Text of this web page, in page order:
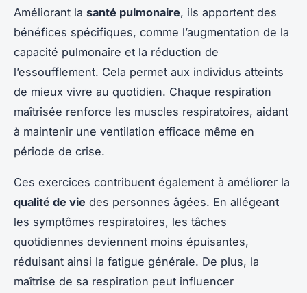
Améliorant la santé pulmonaire, ils apportent des
bénéfices spécifiques, comme l’augmentation de la
capacité pulmonaire et la réduction de
l’essoufflement. Cela permet aux individus atteints
de mieux vivre au quotidien. Chaque respiration
maîtrisée renforce les muscles respiratoires, aidant
à maintenir une ventilation efficace même en
période de crise.
Ces exercices contribuent également à améliorer la
qualité de vie des personnes âgées. En allégeant
les symptômes respiratoires, les tâches
quotidiennes deviennent moins épuisantes,
réduisant ainsi la fatigue générale. De plus, la
maîtrise de sa respiration peut influencer